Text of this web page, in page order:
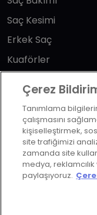
Saç Kesimi
Erkek Saç
Kuaförler
Bizi takip edin
KVKK Başvuru
Çerez
Tanımlama
çalışmasını
kişiselleştirmek,
site trafiğimizi
zamanda site
medya,
paylaşıyoruz.